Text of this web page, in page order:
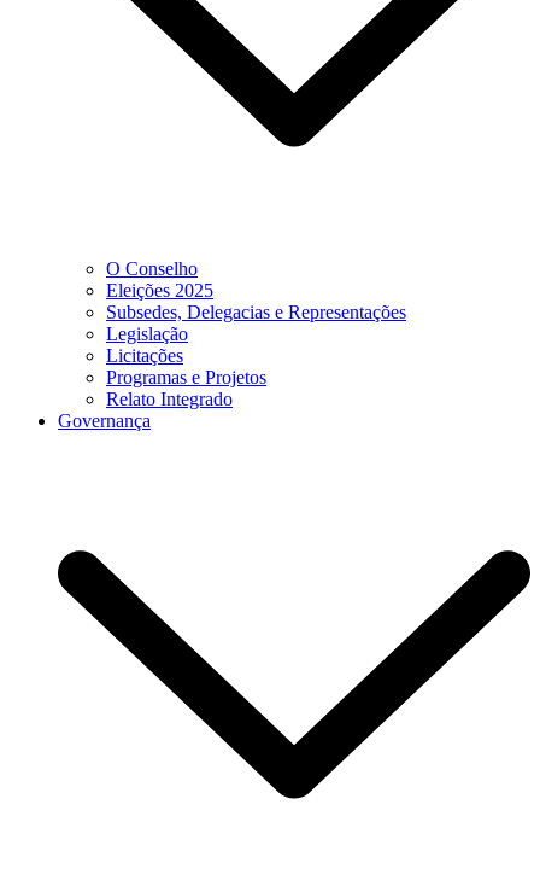
O Conselho
Eleições 2025
Subsedes, Delegacias e Representações
Legislação
Licitações
Programas e Projetos
Relato Integrado
Governança